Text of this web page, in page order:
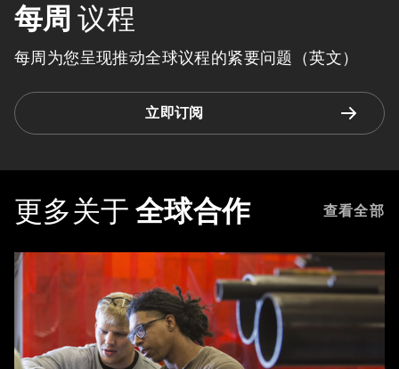
每周 议程
每周为您呈现推动全球议程的紧要问题（英文）
立即订阅
更多关于 全球合作 查看全部